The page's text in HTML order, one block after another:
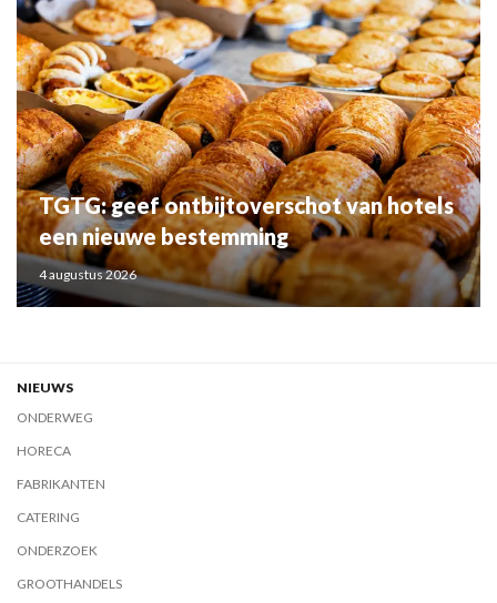
TGTG: geef ontbijtoverschot van hotels
een nieuwe bestemming
4 augustus 2026
NIEUWS
ONDERWEG
HORECA
FABRIKANTEN
CATERING
ONDERZOEK
GROOTHANDELS